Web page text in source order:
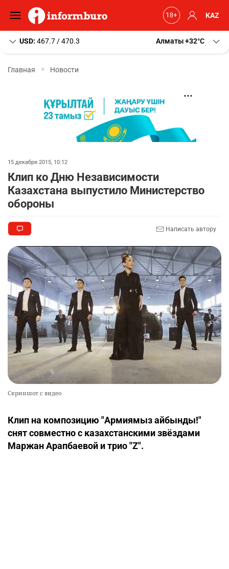
KAZ
USD: 467.7 / 470.3 Алматы+32 C
Главная Новости
15 декабря 2015, 10:12
Клип ко Дню Независимости
Казахстана выпустило Министерство
обороны
Написать автору
Скриншот с видео
Клип на композицию "Армиямыз айбынды!"
снят совместно с казахстанскими звёздами
Маржан Арапбаевой и трио "Z".